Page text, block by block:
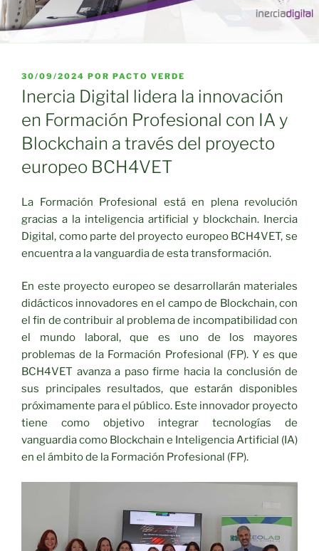
PUBLICADO
EL
30/09/2024 POR PACTO VERDE
Inercia Digital lidera la innovación
en Formación Profesional con IA y
Blockchain a través del proyecto
europeo BCH4VET
La Formación Profesional está en plena revolución
gracias a la inteligencia artificial y blockchain. Inercia
Digital, como parte del proyecto europeo BCH4VET, se
encuentra a la vanguardia de esta transformación.
En este proyecto europeo se desarrollarán materiales
didácticos innovadores en el campo de Blockchain, con
el fin de contribuir al problema de incompatibilidad con
el mundo laboral, que es uno de los mayores
problemas de la Formación Profesional (FP). Y es que
BCH4VET avanza a paso firme hacia la conclusión de
sus principales resultados, que estarán disponibles
próximamente para el público. Este innovador proyecto
tiene como objetivo integrar tecnologías de
vanguardia como Blockchain e Inteligencia Artificial (IA)
en el ámbito de la Formación Profesional (FP).